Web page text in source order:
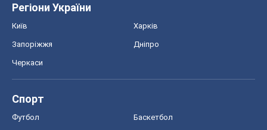
Регіони України
Київ Харків
Запоріжжя Дніпро
Черкаси
Спорт
Футбол Баскетбол